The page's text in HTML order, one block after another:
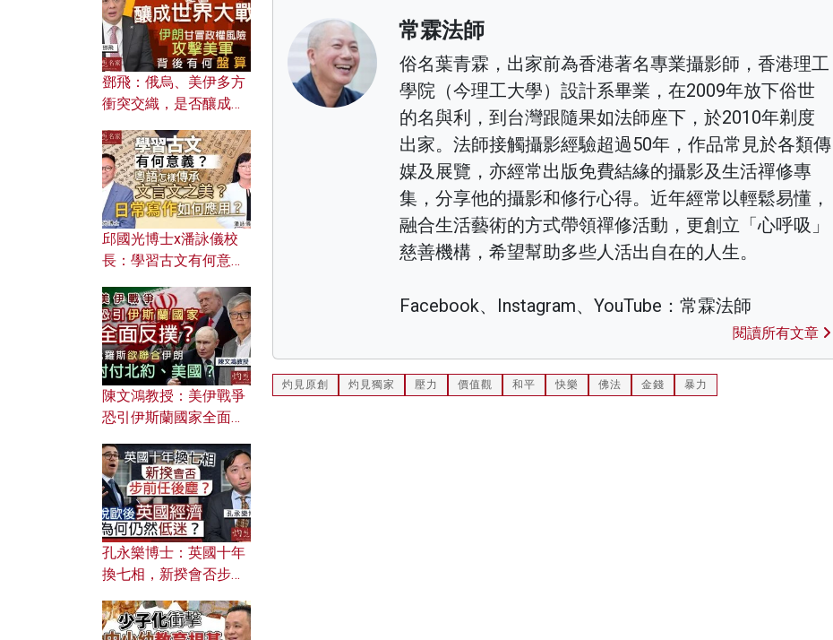
常霖法師
俗名葉青霖，出家前為香港著名專業攝影師，香港理工
學院（今理工大學）設計系畢業，在2009年放下俗世
的名與利，到台灣跟隨果如法師座下，於2010年剃度
出家。法師接觸攝影經驗超過50年，作品常見於各類傳
媒及展覽，亦經常出版免費結緣的攝影及生活禪修專
集，分享他的攝影和修行心得。近年經常以輕鬆易懂，
融合生活藝術的方式帶領禪修活動，更創立「心呼吸」
慈善機構，希望幫助多些人活出自在的人生。
Facebook、Instagram、YouTube：常霖法師
閱讀所有文章
灼見原創 灼見獨家 壓力 價值觀 和平 快樂 佛法 金錢 暴力
控？
鄧飛：俄烏、美伊多方
衝突交織，是否釀成世
風險攻擊美軍，背後有
何盤算？
邱國光博士x潘詠儀校
長：學習古文有何意
文之美？ 日常寫作如何
應用？
陳文鴻教授：美伊戰爭
恐引伊斯蘭國家全面反
對付北約美國？
孔永樂博士：英國十年
換七相，新揆會否步前
濟為何仍然低迷？